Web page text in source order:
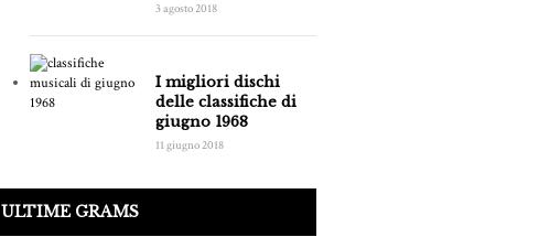
3 agosto 2018
I migliori dischi
delle classifiche di
giugno 1968
11 giugno 2018
ULTIME GRAMS